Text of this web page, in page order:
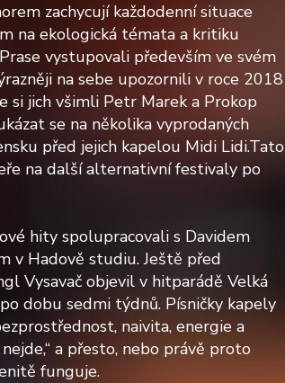
zachycují každodenní situace
na ekologická témata a kritiku
vystupovali především ve svém
na sebe upozornili v roce 2018
si jich všimli Petr Marek a Prokop
se na několika vyprodaných
před jejich kapelou Midi Lidi.Tato
na další alternativní festivaly po
hity spolupracovali s Davidem
v Hadově studiu. Ještě před
Vysavač objevil v hitparádě Velká
dobu sedmi týdnů. Písničky kapely
naivita, energie a
a přesto, nebo právě proto
funguje.